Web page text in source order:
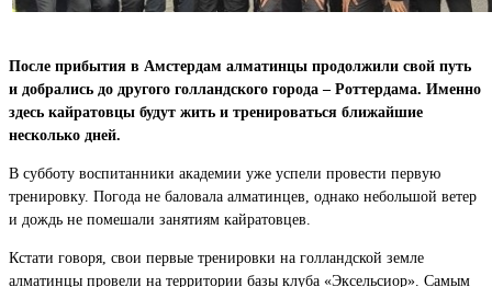
После прибытия в Амстердам алматинцы продолжили свой путь
и добрались до другого голландского города – Роттердама. Именно
здесь кайратовцы будут жить и тренироваться ближайшие
несколько дней.
В субботу воспитанники академии уже успели провести первую
тренировку. Погода не баловала алматинцев, однако небольшой ветер
и дождь не помешали занятиям кайратовцев.
Кстати говоря, свои первые тренировки на голландской земле
алматинцы провели на территории базы клуба «Эксельсиор». Самым